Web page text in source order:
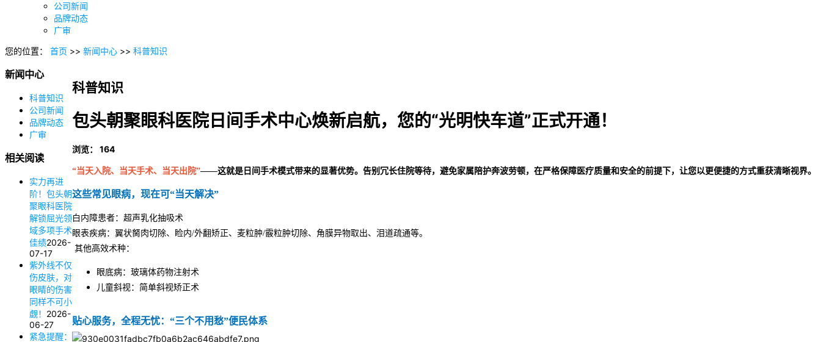
公司新闻
品牌动态
广审
您的位置： 首页 >> 新闻中心 >> 科普知识
科普知识
包头朝聚眼科医院日间手术中心焕新启航，您的“光明快车道”正式开通！
浏览： 164
“当天入院、当天手术、当天出院”——这就是日间手术模式带来的显著优势。告别冗长住院等待，避免家属陪护奔波劳顿，在严格保障医疗质量和安全的前提下，让您以更便捷的方式重获清晰视界。
这些常见眼病，现在可“当天解决”
白内障患者：超声乳化抽吸术
眼表疾病：翼状胬肉切除、睑内/外翻矫正、麦粒肿/霰粒肿切除、角膜异物取出、泪道疏通等。
其他高效术种：
眼底病：玻璃体药物注射术
儿童斜视：简单斜视矫正术
贴心服务，全程无忧：“三个不用愁”便民体系
新闻中心
科普知识
公司新闻
品牌动态
广审
相关阅读
实力再进
阶！包头朝
聚眼科医院
解锁屈光领
域多项手术
佳绩2026-
07-17
紫外线不仅
伤皮肤，对
眼睛的伤害
同样不可小
觑！ 2026-
06-27
紧急提醒：